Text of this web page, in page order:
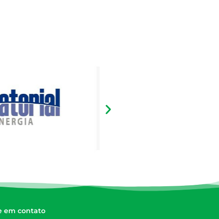
em contato